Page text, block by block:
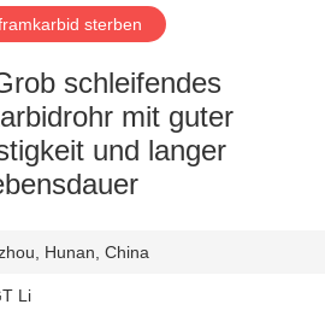
sterben
schleifendes
mit guter
und langer
Hunan, China
Li